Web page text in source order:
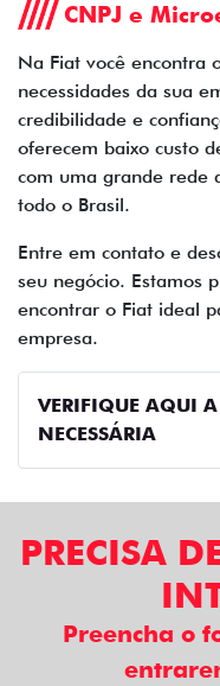
CNPJ e
Na Fiat você encontra
necessidades da sua
credibilidade e
oferecem baixo custo
com uma grande rede
todo o Brasil.
Entre em contato e
seu negócio. Estamos
encontrar o Fiat ideal
empresa.
VERIFIQUE AQUI
NECESSÁRIA
PRECISA
Preencha o